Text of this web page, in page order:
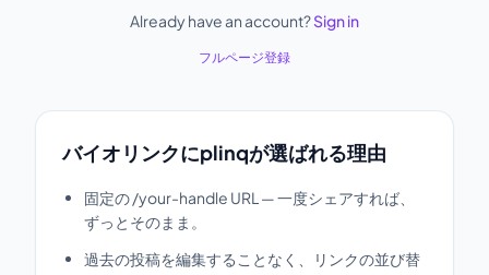
Already have an account?Sign in
フルページ登録
バイオリンクにplinqが選ばれる理由
固定の /your-handle URL — 一度シェアすれば、
ずっとそのまま。
過去の投稿を編集することなく、リンクの並び替